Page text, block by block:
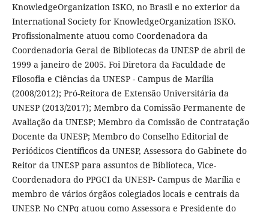
KnowledgeOrganization ISKO, no Brasil e no exterior da
International Society for KnowledgeOrganization ISKO.
Profissionalmente atuou como Coordenadora da
Coordenadoria Geral de Bibliotecas da UNESP de abril de
1999 a janeiro de 2005. Foi Diretora da Faculdade de
Filosofia e Ciências da UNESP - Campus de Marília
(2008/2012); Pró-Reitora de Extensão Universitária da
UNESP (2013/2017); Membro da Comissão Permanente de
Avaliação da UNESP; Membro da Comissão de Contratação
Docente da UNESP; Membro do Conselho Editorial de
Periódicos Científicos da UNESP, Assessora do Gabinete do
Reitor da UNESP para assuntos de Biblioteca, Vice-
Coordenadora do PPGCI da UNESP- Campus de Marília e
membro de vários órgãos colegiados locais e centrais da
UNESP. No CNPq atuou como Assessora e Presidente do